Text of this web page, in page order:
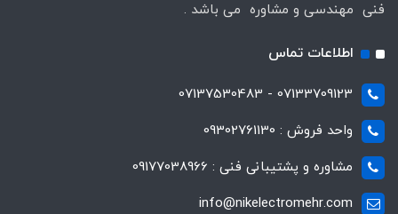
فنی مهندسی و مشاوره می باشد .
اطلاعات تماس
07133709123 - 07137530483
واحد فروش : 09302761130
مشاوره و پشتیبانی فنی : 09177038966
info@nikelectromehr.com